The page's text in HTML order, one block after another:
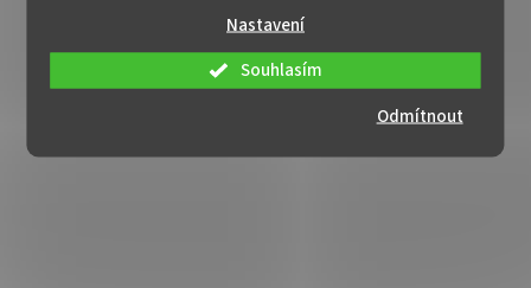
Nastavení
Odmítnout
Souhlasím